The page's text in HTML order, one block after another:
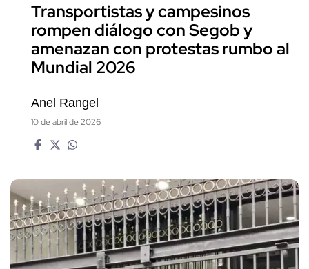
Transportistas y campesinos
rompen diálogo con Segob y
amenazan con protestas rumbo al
Mundial 2026
Anel Rangel
10 de abril de 2026